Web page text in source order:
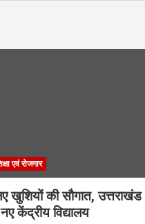
एवं रोजगार
खुशियों की सौगात, उत्तराखंड
केंद्रीय विद्यालय